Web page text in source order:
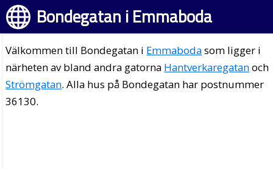
Bondegatan i Emmaboda
Välkommen till Bondegatan i Emmabodasom ligger i
närheten av bland andra gatorna Hantverkaregatanoch
Strömgatan. Alla hus på Bondegatan har postnummer
36130.